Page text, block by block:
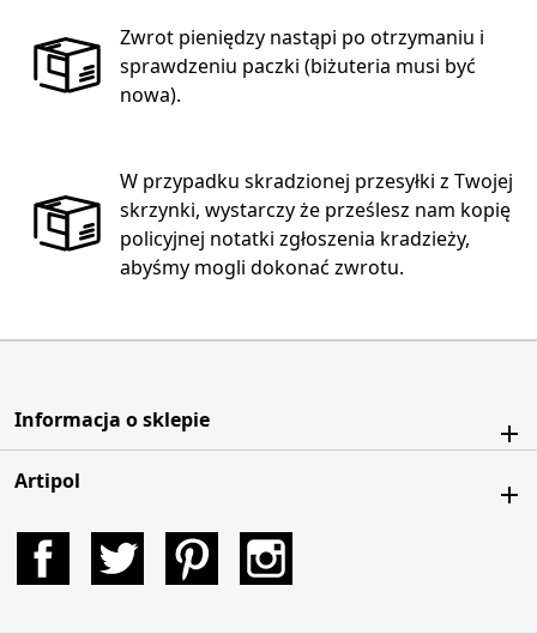
Zwrot pieniędzy nastąpi po otrzymaniu i
sprawdzeniu paczki (biżuteria musi być
nowa).
W przypadku skradzionej przesyłki z Twojej
skrzynki, wystarczy że prześlesz nam kopię
policyjnej notatki zgłoszenia kradzieży,
abyśmy mogli dokonać zwrotu.
Informacja o sklepie
Artipol
Facebook Twitter Pinterest